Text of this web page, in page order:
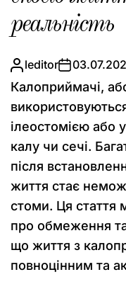
реальність
leditor
Калоприймачі,
ілеостомією або
калу чи сечі.
після
життя стає
стоми. Ця стаття
про обмеження та
що життя з
повноцінним та